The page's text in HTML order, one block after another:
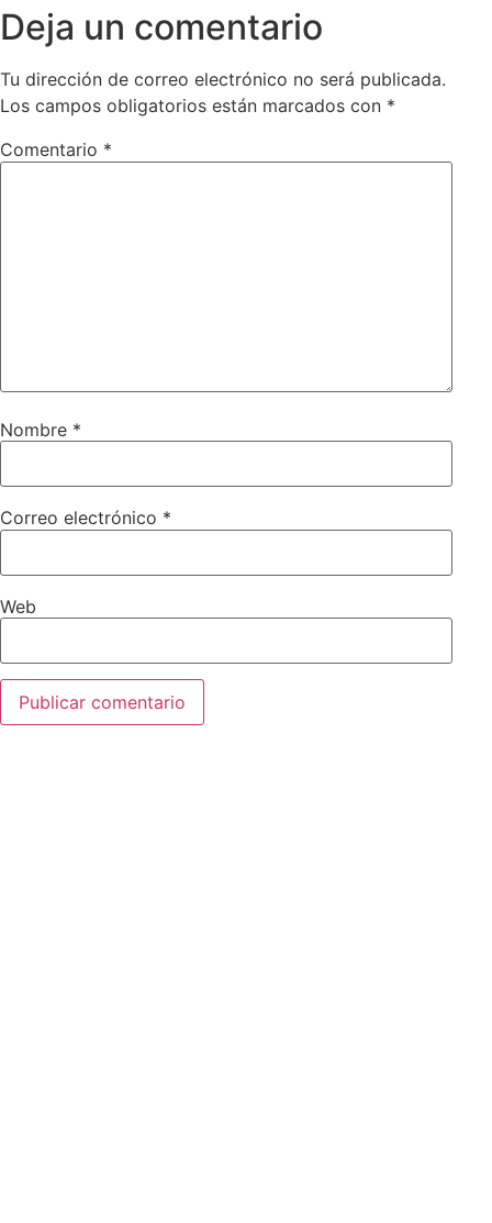
Deja un comentario
Tu dirección de correo electrónico no será publicada.
Los campos obligatorios están marcados con *
Comentario *
Nombre *
Correo electrónico *
Web